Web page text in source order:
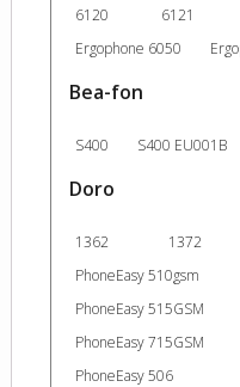
6120 6121
Ergophone 6050
Bea-fon
S400 S400 EU001B
Doro
1362 1372
PhoneEasy 510gsm
PhoneEasy 515GSM
PhoneEasy 715GSM
PhoneEasy 506